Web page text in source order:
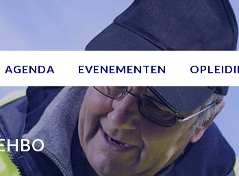
AGENDA EVENEMENTEN